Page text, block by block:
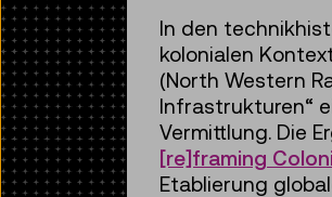
In den
kolonialen
(North Western
Infrastrukturen“
Vermittlung. Die
[re]framing
Etablierung